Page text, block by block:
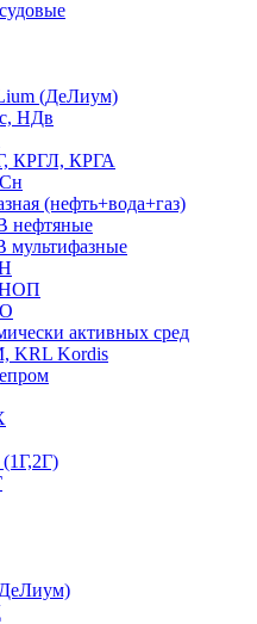
(ДеЛиум)
НДв
КРГЛ, КРГА
(нефть+вода+газ)
нефтяные
мультифазные
активных сред
KRL Kordis